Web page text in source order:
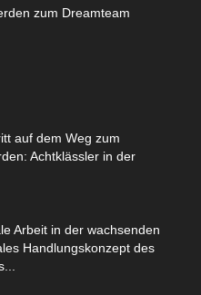
zum Dreamteam
auf dem Weg zum
Achtklässler in der
Arbeit in der wachsenden
Handlungskonzept des